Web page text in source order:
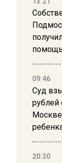
09:46
Суд
рублей
Москве
20:30